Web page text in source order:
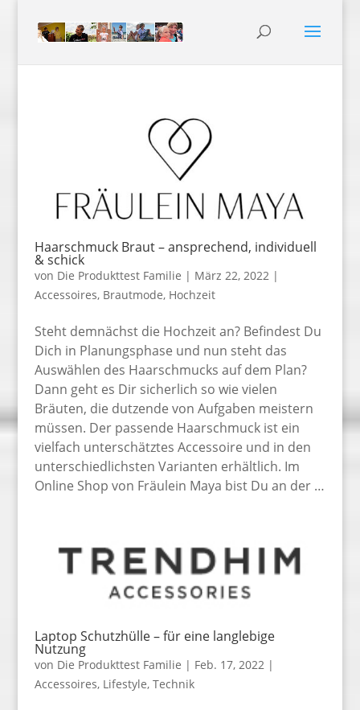
Haarschmuck Braut – ansprechend, individuell
& schick
von Die Produkttest Familie | März 22, 2022|
Accessoires, Brautmode, Hochzeit
Steht demnächst die Hochzeit an? Befindest Du
Dich in Planungsphase und nun steht das
Auswählen des Haarschmucks auf dem Plan?
Dann geht es Dir sicherlich so wie vielen
Bräuten, die dutzende von Aufgaben meistern
müssen. Der passende Haarschmuck ist ein
vielfach unterschätztes Accessoire und in den
unterschiedlichsten Varianten erhältlich. Im
Online Shop von Fräulein Maya bist Du an der …
Laptop Schutzhülle – für eine langlebige
Nutzung
von Die Produkttest Familie | Feb. 17, 2022|
Accessoires, Lifestyle, Technik